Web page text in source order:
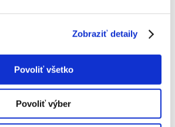
Zobraziť detaily
Povoliť všetko
Povoliť výber
v tvare písmena L poskytuje maximálny
a pohodlie pri práci.